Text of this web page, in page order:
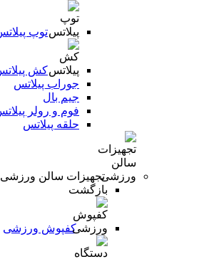
توپ
کش
جوراب پیلاتس
جیم بال
فوم و رولر
حلقه پیلاتس
تجهیزات سالن ورزشی
بازگشت
کفپوش ورزشی